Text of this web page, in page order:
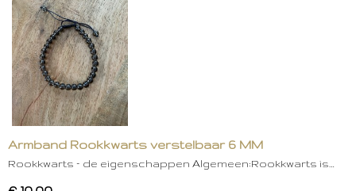
Armband Rookkwarts verstelbaar 6 MM
Rookkwarts – de eigenschappen Algemeen:Rookkwarts is…